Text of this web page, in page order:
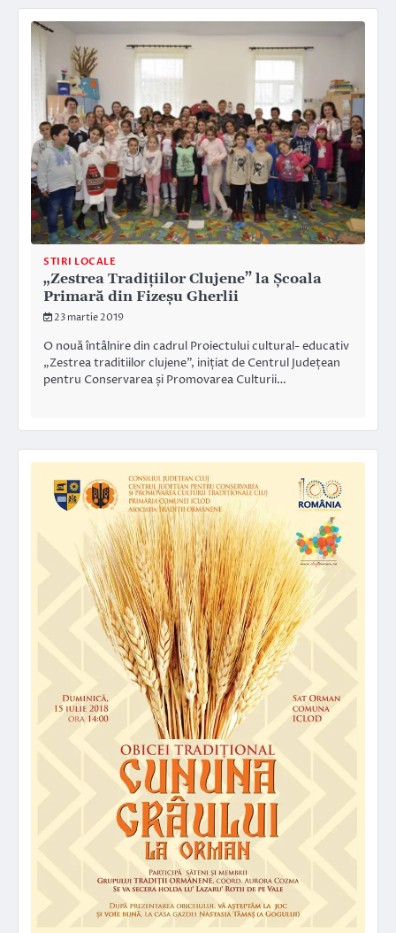
STIRI LOCALE
„Zestrea Tradițiilor Clujene” la Școala
Primară din Fizeșu Gherlii
23 martie 2019
O nouă întâlnire din cadrul Proiectului cultural- educativ
„Zestrea traditiilor clujene”, inițiat de Centrul Județean
pentru Conservarea și Promovarea Culturii…